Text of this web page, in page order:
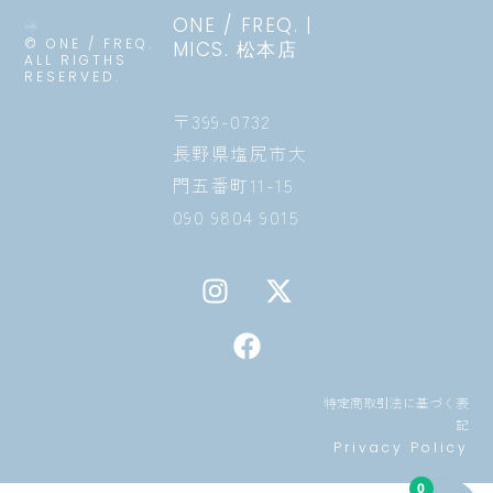
© ONE / FREQ.
ALL RIGTHS
RESERVED.
ONE / FREQ. |
MICS. 松本店
〒399-0732
長野県塩尻市大
門五番町11-15
090 9804 9015
I
n
X
-
c
e
Privacy Policy
特定商取引法に基づく表
記
0